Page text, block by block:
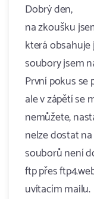
Dobrý den,
na zkoušku
která
soubory jsem
První pokus se
ale v zápětí se
nemůžete,
nelze dostat
souborů není
ftp přes
uvítacím mailu.